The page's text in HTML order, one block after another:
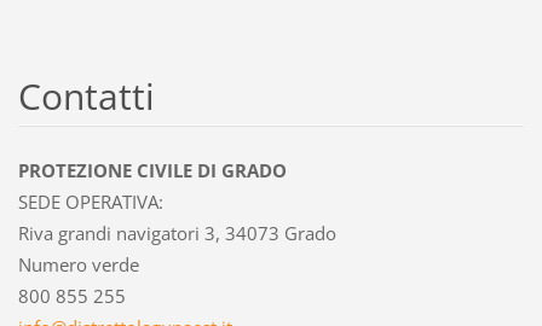
Contatti
PROTEZIONE CIVILE DI GRADO
SEDE OPERATIVA:
Riva grandi navigatori 3, 34073 Grado
Numero verde
800 855 255